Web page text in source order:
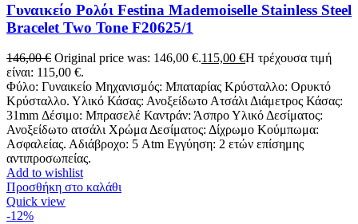
Γυναικείο Ρολόι Festina Mademoiselle Stainless Steel
Bracelet Two Tone F20625/1
146,00€ Original price was: 146,00 €.115,00 €Η τρέχουσα τιμή
είναι: 115,00 €.
Φύλο: Γυναικείο Μηχανισμός: Μπαταρίας Κρύσταλλο: Ορυκτό
Κρύσταλλο. Υλικό Κάσας: Ανοξείδωτο Ατσάλι Διάμετρος Κάσας:
31mm Δέσιμο: Μπρασελέ Καντράν: Άσπρο Υλικό Δεσίματος:
Ανοξείδωτο ατσάλι Χρώμα Δεσίματος: Δίχρωμο Κούμπωμα:
Ασφαλείας. Αδιάβροχο: 5 Atm Εγγύηση: 2 ετών επίσημης
αντιπροσωπείας.
Add to wishlist
Προσθήκη στο καλάθι
Quick view
-12%